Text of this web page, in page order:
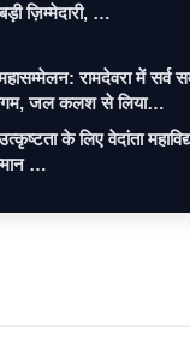
ज़िम्मेदारी, …
रामदेवरा में सर्व
जल कलश से लिया…
के लिए वेदांता
…